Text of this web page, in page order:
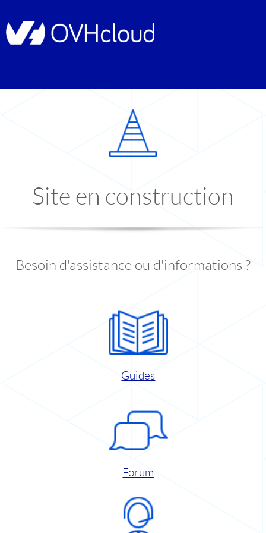
Site en construction
Besoin d'assistance ou d'informations ?
Guides
Forum